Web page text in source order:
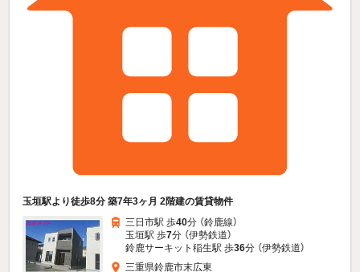
玉垣駅より徒歩8分 築7年3ヶ月 2階建の賃貸物件
三日市駅 歩40分 （鈴鹿線）
玉垣駅 歩7分 （伊勢鉄道）
鈴鹿サーキット稲生駅 歩36分 （伊勢鉄道）
三重県鈴鹿市末広東